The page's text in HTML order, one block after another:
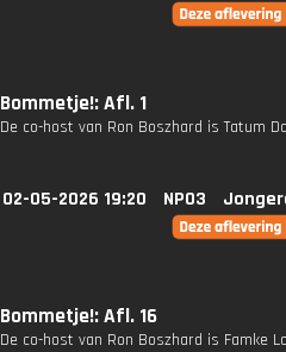
Bommetje!: Afl. 1
De co-host van Ron Boszhard is Tatum
02-05-2026 19:20 NPO3
Bommetje!: Afl. 16
De co-host van Ron Boszhard is Famke